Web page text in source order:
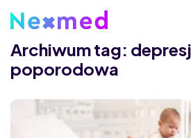
Archiwum tag:
poporodowa